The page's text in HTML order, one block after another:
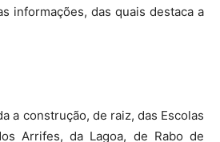
informações, das quais destaca a
a construção, de raiz, das Escolas
Arrifes, da Lagoa, de Rabo de